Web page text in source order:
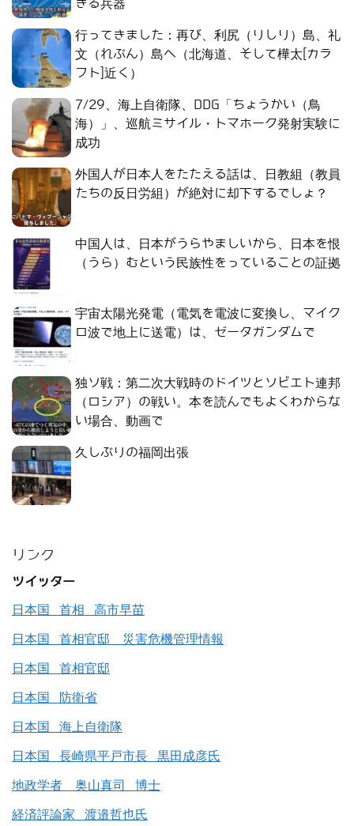
きる兵器
行ってきました：再び、利尻（りしり）島、礼
文（れぶん）島へ（北海道、そして樺太[カラ
フト]近く）
7/29、海上自衛隊、DDG「ちょうかい（鳥
海）」、巡航ミサイル・トマホーク発射実験に
成功
外国人が日本人をたたえる話は、日教組（教員
たちの反日労組）が絶対に却下するでしょ？
中国人は、日本がうらやましいから、日本を恨
（うら）むという民族性をっていることの証拠
宇宙太陽光発電（電気を電波に変換し、マイク
ロ波で地上に送電）は、ゼータガンダムで
独ソ戦：第二次大戦時のドイツとソビエト連邦
（ロシア）の戦い。本を読んでもよくわからな
い場合、動画で
久しぶりの福岡出張
リンク
ツイッター
日本国 首相 高市早苗
日本国 首相官邸 災害危機管理情報
日本国 首相官邸
日本国 防衛省
日本国 海上自衛隊
日本国 長崎県平戸市長 黒田成彦氏
地政学者 奥山真司 博士
経済評論家 渡邉哲也氏